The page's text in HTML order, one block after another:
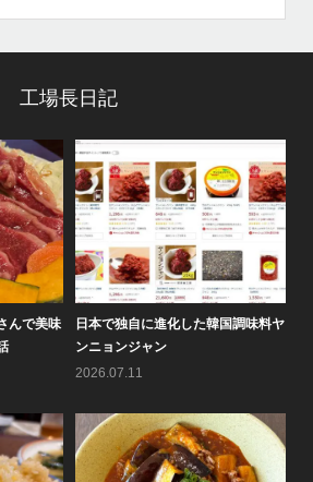
工場長日記
日本で独自に進化した韓国調味料ヤ
ンニョンジャン
情報バラエテ